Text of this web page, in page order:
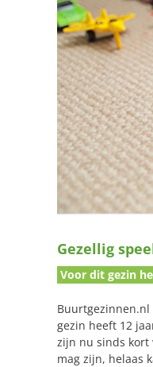
Gezellig
Voor dit gezin
Buurtgezinnen.nl
gezin heeft 12
zijn nu sinds kort
mag zijn, helaas